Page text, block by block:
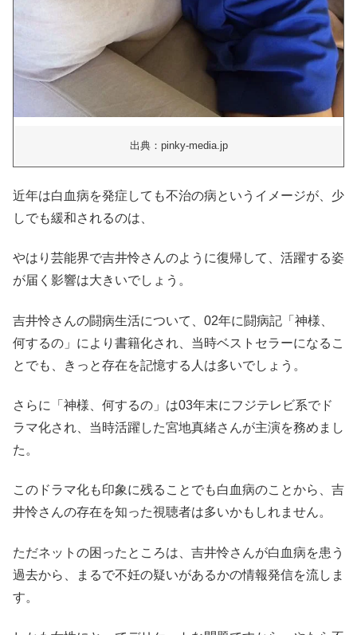
出典：pinky-media.jp
近年は白血病を発症しても不治の病というイメージが、少
しでも緩和されるのは、
やはり芸能界で吉井怜さんのように復帰して、活躍する姿
が届く影響は大きいでしょう。
吉井怜さんの闘病生活について、02年に闘病記「神様、
何するの」により書籍化され、当時ベストセラーになるこ
とでも、きっと存在を記憶する人は多いでしょう。
さらに「神様、何するの」は03年末にフジテレビ系でド
ラマ化され、当時活躍した宮地真緒さんが主演を務めまし
た。
このドラマ化も印象に残ることでも白血病のことから、吉
井怜さんの存在を知った視聴者は多いかもしれません。
ただネットの困ったところは、吉井怜さんが白血病を患う
過去から、まるで不妊の疑いがあるかの情報発信を流しま
す。